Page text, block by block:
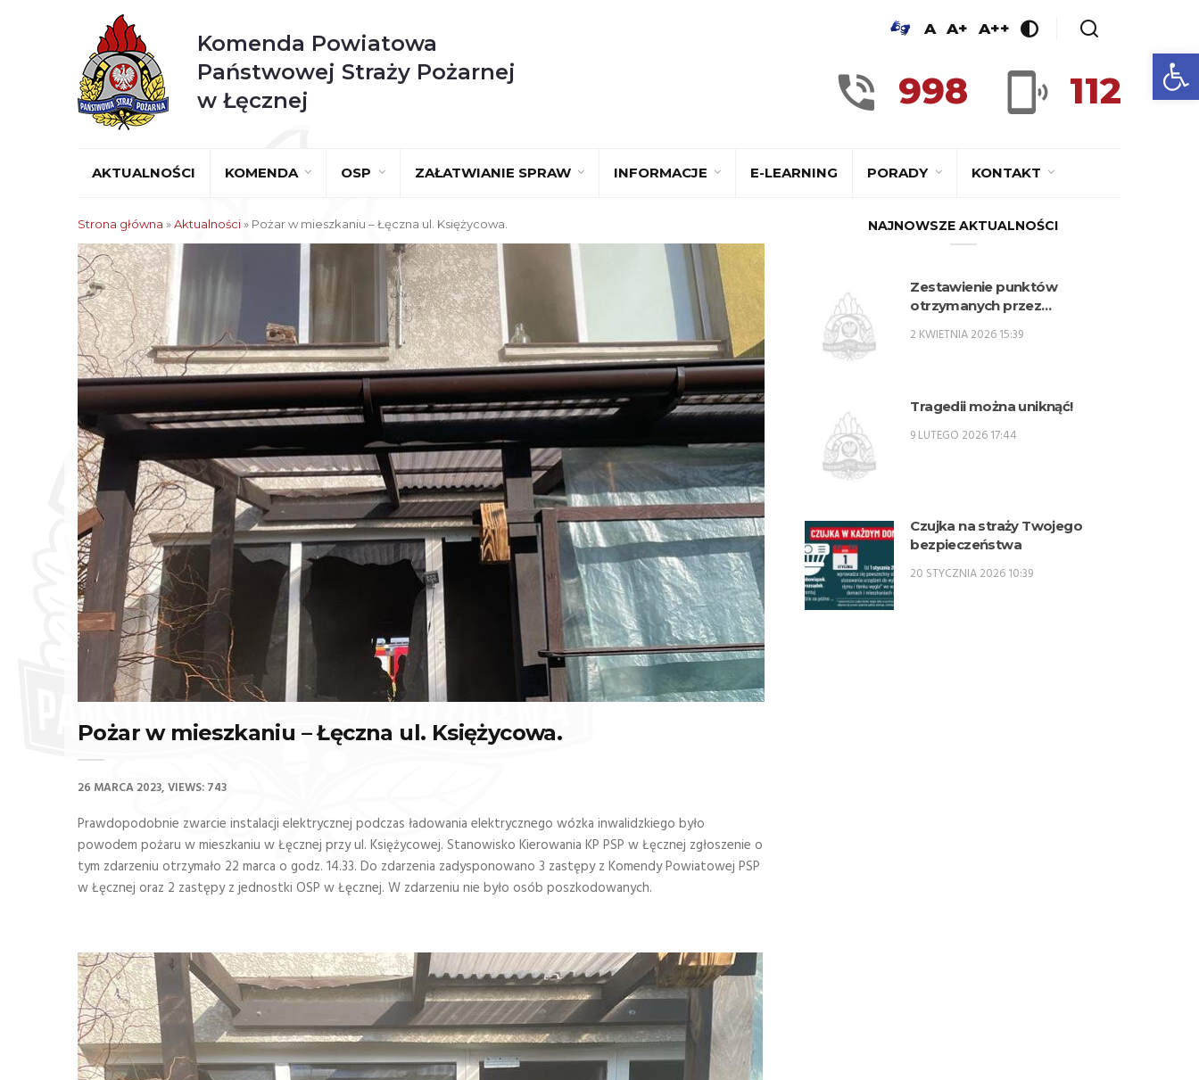
Komenda Powiatowa
Państwowej Straży Pożarnej
w Łęcznej
A A+ A++
998 112
AKTUALNOŚCI KOMENDA OSP ZAŁATWIANIE SPRAW INFORMACJE E-LEARNING PORADY KONTAKT
Strona główna »Aktualności» Pożar w mieszkaniu – Łęczna ul. Księżycowa.
Pożar w mieszkaniu – Łęczna ul. Księżycowa.
26 MARCA 2023 VIEWS: 743
Prawdopodobnie zwarcie instalacji elektrycznej podczas ładowania elektrycznego wózka inwalidzkiego było
powodem pożaru w mieszkaniu w Łęcznej przy ul. Księżycowej. Stanowisko Kierowania KP PSP w Łęcznej zgłoszenie o
tym zdarzeniu otrzymało 22 marca o godz. 14.33. Do zdarzenia zadysponowano 3 zastępy z Komendy Powiatowej PSP
w Łęcznej oraz 2 zastępy z jednostki OSP w Łęcznej. W zdarzeniu nie było osób poszkodowanych.
NAJNOWSZE AKTUALNOŚCI
Zestawienie punktów
otrzymanych przez
w procesie rekrutacji na
zajmowania stanowisk
oficerskich w PSP w 2026 r. –
SPO
2 KWIETNIA 2026 15:39
Tragedii można uniknąć!
9 LUTEGO 2026 17:44
Czujka na straży Twojego
bezpieczeństwa
20 STYCZNIA 2026 10:39